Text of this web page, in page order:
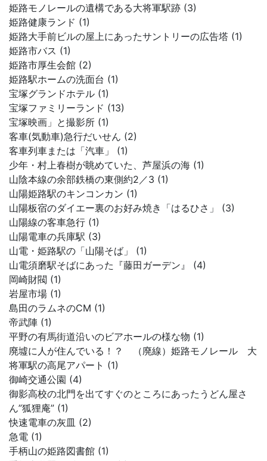
姫路モノレールの遺構である大将軍駅跡 (3)
姫路健康ランド (1)
姫路大手前ビルの屋上にあったサントリーの広告塔 (1)
姫路市バス (1)
姫路市厚生会館 (2)
姫路駅ホームの洗面台 (1)
宝塚グランドホテル (1)
宝塚ファミリーランド (13)
宝塚映画」と撮影所 (1)
客車(気動車)急行だいせん (2)
客車列車または「汽車」 (1)
少年・村上春樹が眺めていた、芦屋浜の海 (1)
山陰本線の余部鉄橋の東側約2／3 (1)
山陽姫路駅のキンコンカン (1)
山陽板宿のダイエー裏のお好み焼き「はるひさ」 (3)
山陽線の客車急行 (1)
山陽電車の兵庫駅 (3)
山電・姫路駅の「山陽そば」 (1)
山電須磨駅そばにあった『藤田ガーデン』 (4)
岡崎財閥 (1)
岩屋市場 (1)
島田のラムネのCM (1)
帝武陣 (1)
平野の有馬街道沿いのビアホールの様な物 (1)
廃墟に人が住んでいる！？ （廃線）姫路モノレール 大
将軍駅の高尾アパート (1)
御崎交通公園 (4)
御影高校の北門を出てすぐのところにあったうどん屋さ
ん”狐狸庵” (1)
快速電車の灰皿 (2)
急電 (1)
手柄山の姫路図書館 (1)